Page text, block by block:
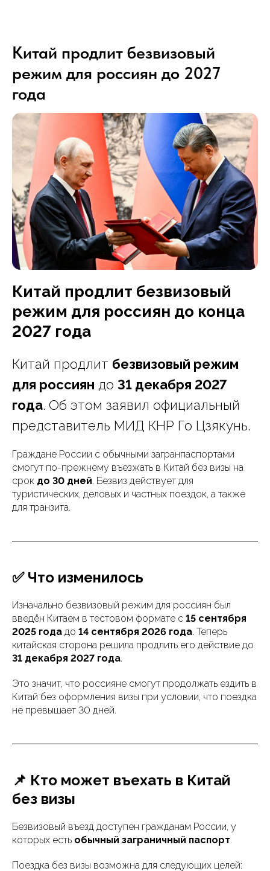
Китай продлит безвизовый
режим для россиян до 2027
года
Китай продлит безвизовый
режим для россиян до конца
2027 года
Китай продлит безвизовый режим
для россиян до 31 декабря 2027
года. Об этом заявил официальный
представитель МИД КНР Го Цзякунь.
Граждане России с обычными загранпаспортами
смогут по-прежнему въезжать в Китай без визы на
срок до 30 дней. Безвиз действует для
туристических, деловых и частных поездок, а также
для транзита.
✅ Что изменилось
Изначально безвизовый режим для россиян был
введён Китаем в тестовом формате с 15 сентября
2025 года до 14 сентября 2026 года. Теперь
китайская сторона решила продлить его действие до
31 декабря 2027 года.
Это значит, что россияне смогут продолжать ездить в
Китай без оформления визы при условии, что поездка
не превышает 30 дней.
📌 Кто может въехать в Китай
без визы
Безвизовый въезд доступен гражданам России, у
которых есть обычный заграничный паспорт.
Поездка без визы возможна для следующих целей: